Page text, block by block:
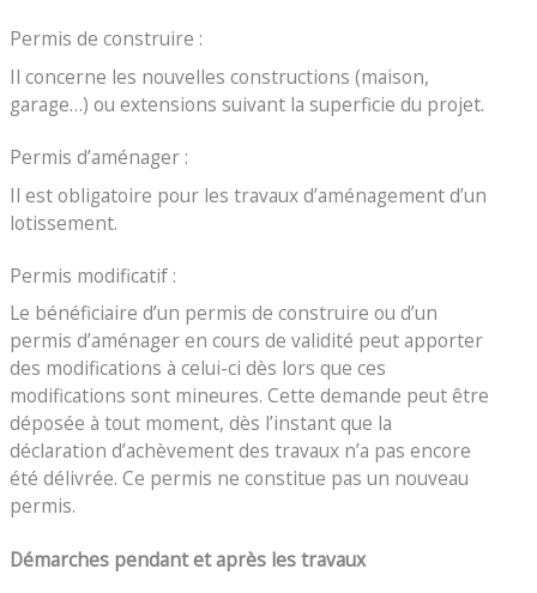
Permis de construire :
Il concerne les nouvelles constructions (maison,
garage…) ou extensions suivant la superficie du projet.
Permis d’aménager :
Il est obligatoire pour les travaux d’aménagement d’un
lotissement.
Permis modificatif :
Le bénéficiaire d’un permis de construire ou d’un
permis d’aménager en cours de validité peut apporter
des modifications à celui-ci dès lors que ces
modifications sont mineures. Cette demande peut être
déposée à tout moment, dès l’instant que la
déclaration d’achèvement des travaux n’a pas encore
été délivrée. Ce permis ne constitue pas un nouveau
permis.
Démarches pendant et après les travaux